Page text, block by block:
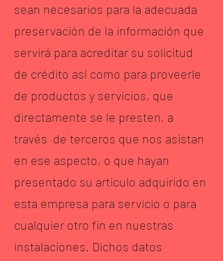
sean necesarios para la adecuada
preservación de la información que
servirá para acreditar su solicitud
de crédito así como para proveerle
de productos y servicios, que
directamente se le presten, a
través de terceros que nos asistan
en ese aspecto, o que hayan
presentado su articulo adquirido en
esta empresa para servicio o para
cualquier otro fin en nuestras
instalaciones. Dichos datos